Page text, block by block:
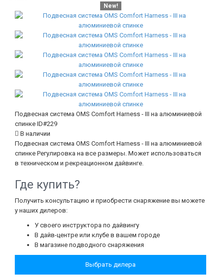
New!
Подвесная сиcтема OMS Comfort Harness - III на алюминиевой
спинке ID#229
В наличии
Подвесная сиcтема OMS Comfort Harness - III на алюминиевой
спинке Регулировка на все размеры. Может использоваться
в техническом и рекреационном дайвинге.
Где купить?
Получить консультацию и приобрести снаряжение вы можете
у наших дилеров:
У своего инструктора по дайвингу
В дайв-центре или клубе в вашем городе
В магазине подводного снаряжения
Выбрать дилера